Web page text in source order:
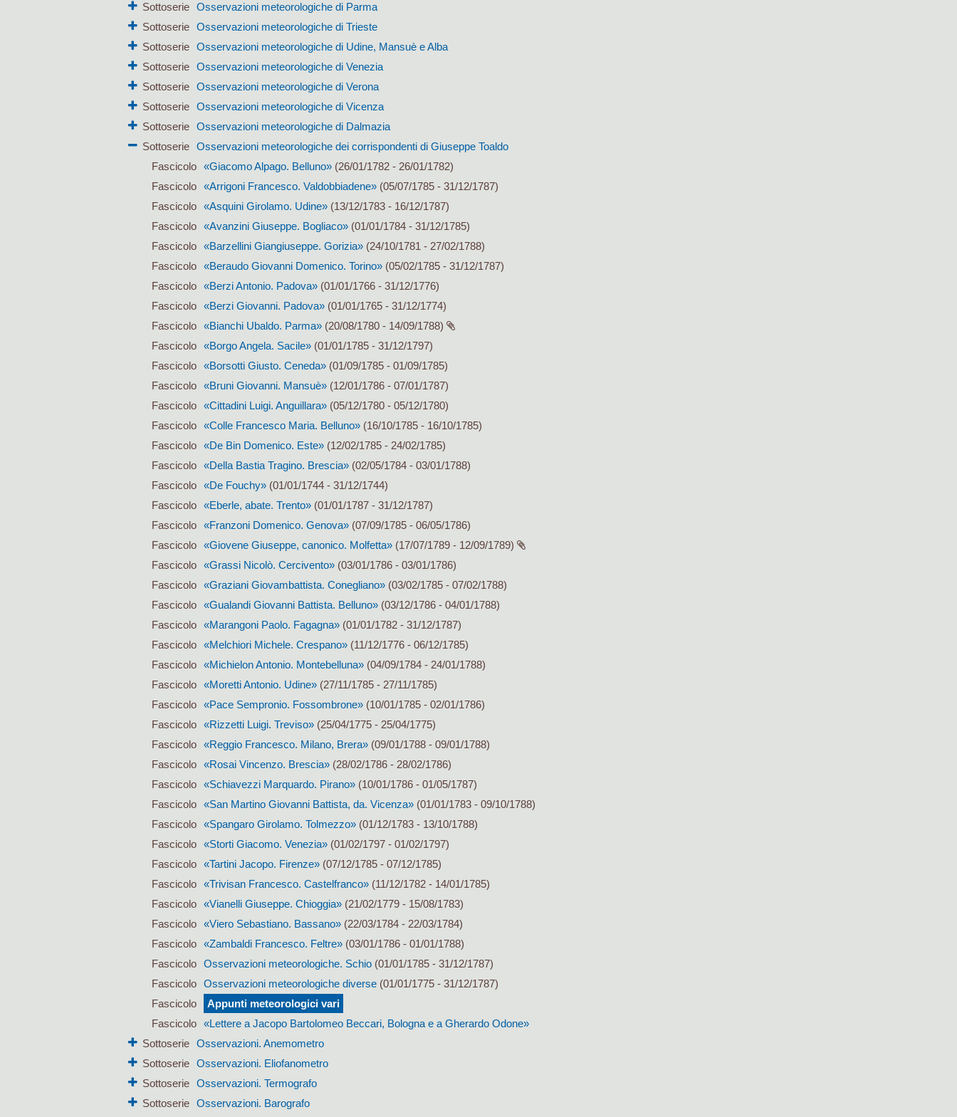
Sottoserie
Osservazioni meteorologiche di Parma
Sottoserie
Osservazioni meteorologiche di Trieste
Sottoserie
Osservazioni meteorologiche di Udine, Mansuè e Alba
Sottoserie
Osservazioni meteorologiche di Venezia
Sottoserie
Osservazioni meteorologiche di Verona
Sottoserie
Osservazioni meteorologiche di Vicenza
Sottoserie
Osservazioni meteorologiche di Dalmazia
Sottoserie
Osservazioni meteorologiche dei corrispondenti di Giuseppe Toaldo
Fascicolo «Giacomo Alpago. Belluno»(26/01/1782 - 26/01/1782)
Fascicolo «Arrigoni Francesco. Valdobbiadene»(05/07/1785 - 31/12/1787)
Fascicolo «Asquini Girolamo. Udine»(13/12/1783 - 16/12/1787)
Fascicolo «Avanzini Giuseppe. Bogliaco»(01/01/1784 - 31/12/1785)
Fascicolo «Barzellini Giangiuseppe. Gorizia»(24/10/1781 - 27/02/1788)
Fascicolo «Beraudo Giovanni Domenico. Torino»(05/02/1785 - 31/12/1787)
Fascicolo «Berzi Antonio. Padova»(01/01/1766 - 31/12/1776)
Fascicolo «Berzi Giovanni. Padova»(01/01/1765 - 31/12/1774)
Fascicolo «Bianchi Ubaldo. Parma»(20/08/1780 - 14/09/1788)
Fascicolo «Borgo Angela. Sacile»(01/01/1785 - 31/12/1797)
Fascicolo «Borsotti Giusto. Ceneda»(01/09/1785 - 01/09/1785)
Fascicolo «Bruni Giovanni. Mansuè»(12/01/1786 - 07/01/1787)
Fascicolo «Cittadini Luigi. Anguillara»(05/12/1780 - 05/12/1780)
Fascicolo «Colle Francesco Maria. Belluno»(16/10/1785 - 16/10/1785)
Fascicolo «De Bin Domenico. Este»(12/02/1785 - 24/02/1785)
Fascicolo «Della Bastia Tragino. Brescia»(02/05/1784 - 03/01/1788)
Fascicolo «De Fouchy»(01/01/1744 - 31/12/1744)
Fascicolo «Eberle, abate. Trento»(01/01/1787 - 31/12/1787)
Fascicolo «Franzoni Domenico. Genova»(07/09/1785 - 06/05/1786)
Fascicolo «Giovene Giuseppe, canonico. Molfetta»(17/07/1789 - 12/09/1789)
Fascicolo «Grassi Nicolò. Cercivento»(03/01/1786 - 03/01/1786)
Fascicolo «Graziani Giovambattista. Conegliano»(03/02/1785 - 07/02/1788)
Fascicolo «Gualandi Giovanni Battista. Belluno»(03/12/1786 - 04/01/1788)
Fascicolo «Marangoni Paolo. Fagagna»(01/01/1782 - 31/12/1787)
Fascicolo «Melchiori Michele. Crespano»(11/12/1776 - 06/12/1785)
Fascicolo «Michielon Antonio. Montebelluna»(04/09/1784 - 24/01/1788)
Fascicolo «Moretti Antonio. Udine»(27/11/1785 - 27/11/1785)
Fascicolo «Pace Sempronio. Fossombrone»(10/01/1785 - 02/01/1786)
Fascicolo «Rizzetti Luigi. Treviso»(25/04/1775 - 25/04/1775)
Fascicolo «Reggio Francesco. Milano, Brera»(09/01/1788 - 09/01/1788)
Fascicolo «Rosai Vincenzo. Brescia»(28/02/1786 - 28/02/1786)
Fascicolo «Schiavezzi Marquardo. Pirano»(10/01/1786 - 01/05/1787)
Fascicolo «San Martino Giovanni Battista, da. Vicenza»(01/01/1783 - 09/10/1788)
Fascicolo «Spangaro Girolamo. Tolmezzo»(01/12/1783 - 13/10/1788)
Fascicolo «Storti Giacomo. Venezia»(01/02/1797 - 01/02/1797)
Fascicolo «Tartini Jacopo. Firenze»(07/12/1785 - 07/12/1785)
Fascicolo «Trivisan Francesco. Castelfranco»(11/12/1782 - 14/01/1785)
Fascicolo «Vianelli Giuseppe. Chioggia»(21/02/1779 - 15/08/1783)
Fascicolo «Viero Sebastiano. Bassano»(22/03/1784 - 22/03/1784)
Fascicolo «Zambaldi Francesco. Feltre»(03/01/1786 - 01/01/1788)
Fascicolo Osservazioni meteorologiche. Schio(01/01/1785 - 31/12/1787)
Fascicolo Osservazioni meteorologiche diverse(01/01/1775 - 31/12/1787)
Fascicolo
Appunti meteorologici vari
Fascicolo «Lettere a Jacopo Bartolomeo Beccari, Bologna e a Gherardo Odone»
Sottoserie
Osservazioni. Anemometro
Sottoserie
Osservazioni. Eliofanometro
Sottoserie
Osservazioni. Termografo
Sottoserie
Osservazioni. Barografo